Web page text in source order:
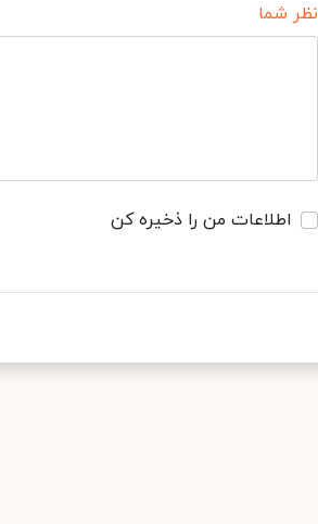
نظر شما
اطلاعات من را ذخیره کن